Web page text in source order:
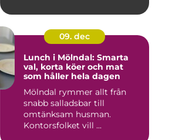
09. dec
Lunch i Mölndal: Smarta
val, korta köer och mat
som håller hela dagen
Mölndal rymmer allt från
snabb salladsbar till
omtänksam husman.
Kontorsfolket vill ...